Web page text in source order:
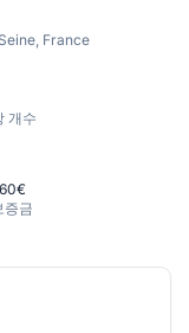
France
개수
증금